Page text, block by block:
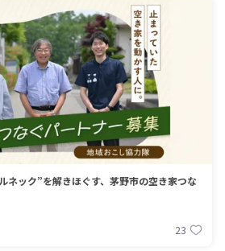
ネック”を解きほぐす、茅野市の空き家つな
23